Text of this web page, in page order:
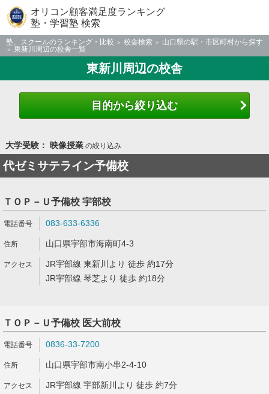
オリコン顧客満足度ランキング
塾・学習塾 検索
塾、スクールのランキング・比較 校舎検索
山口県の駅・市区町村から探す
東新川周辺の校舎一覧
東新川周辺の校舎
目的から絞り込む
大学受験： 映像授業の絞り込み
代ゼミサテライン予備校
ＴＯＰ－Ｕ予備校 宇部校
083-633-6336
山口県宇部市海南町4-3
JR宇部線 東新川より 徒歩 約17分
JR宇部線 琴芝より 徒歩 約18分
ＴＯＰ－Ｕ予備校 医大前校
0836-33-7200
山口県宇部市南小串2-4-10
JR宇部線 宇部新川より 徒歩 約7分